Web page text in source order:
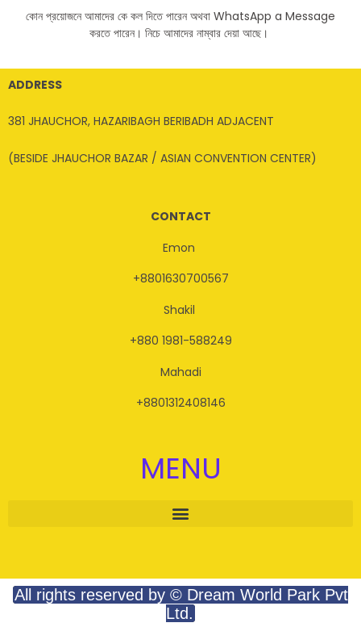
কোন প্রয়োজনে আমাদের কে কল দিতে পারেন অথবা WhatsApp a Message
করতে পারেন। নিচে আমাদের নাম্বার দেয়া আছে।
ADDRESS
381 JHAUCHOR, HAZARIBAGH BERIBADH ADJACENT
(BESIDE JHAUCHOR BAZAR / ASIAN CONVENTION CENTER)
CONTACT
Emon
+8801630700567
Shakil
+880 1981-588249
Mahadi
+8801312408146
MENU
All rights reserved by © Dream World Park Pvt
Ltd.